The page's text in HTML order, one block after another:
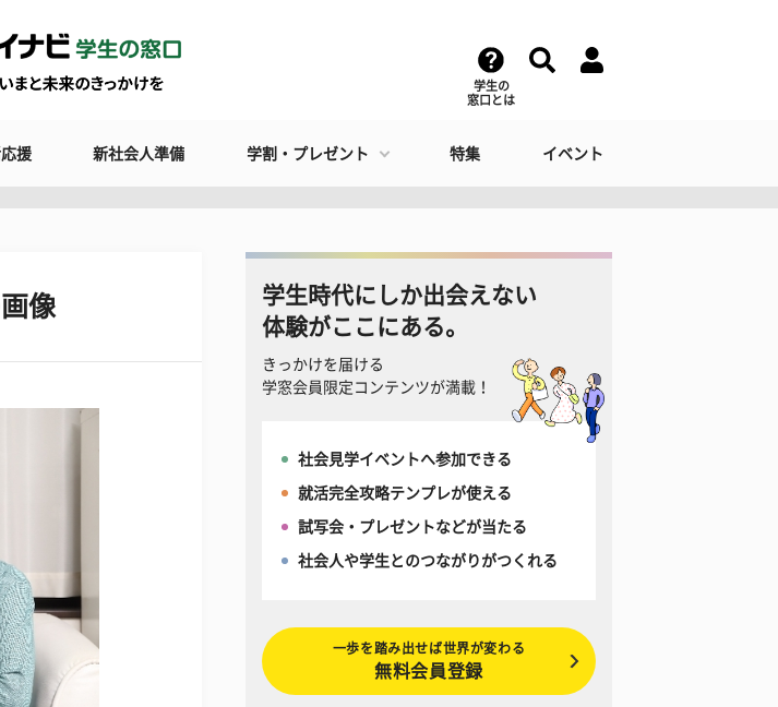
学生の
窓口とは
援 新社会人準備 学割・プレゼント 特集 イベント
像
学生時代にしか出会えない
体験がここにある。
きっかけを届ける
学窓会員限定コンテンツが満載！
社会見学イベントへ参加できる
就活完全攻略テンプレが使える
試写会・プレゼントなどが当たる
社会人や学生とのつながりがつくれる
一歩を踏み出せば世界が変わる
無料会員登録